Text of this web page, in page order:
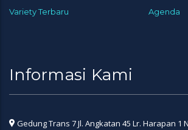
Variety Terbaru Agenda
Informasi Kami
Gedung Trans 7 Jl. Angkatan 45 Lr. Harapan 1